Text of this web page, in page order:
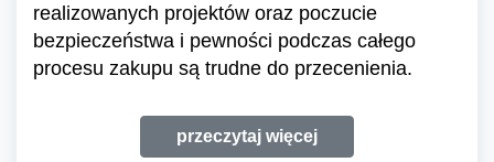
realizowanych projektów oraz poczucie
bezpieczeństwa i pewności podczas całego
procesu zakupu są trudne do przecenienia.
przeczytaj więcej